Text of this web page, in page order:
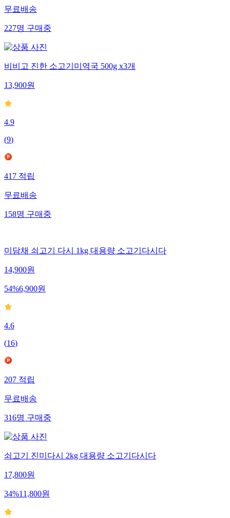
무료배송
227명구매중
비비고 진한 소고기미역국 500g x3개
13,900원
4.9
(9)
417적립
무료배송
158명구매중
미담채 쇠고기 다시 1kg 대용량 소고기다시다
14,900원
54%6,900원
4.6
(16)
207적립
무료배송
316명구매중
쇠고기 진미다시 2kg 대용량 소고기다시다
17,800원
34%11,800원